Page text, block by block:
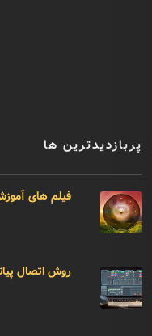
پربازدیدترین ها
فیلم های
روش اتصال